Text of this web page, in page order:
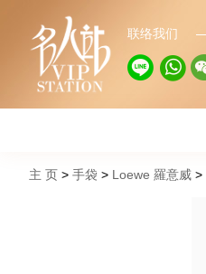
联络我们
主 页 手袋 Loewe 羅意威